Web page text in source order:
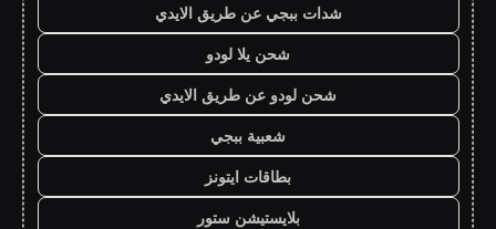
شدات ببجي عن طريق الايدي
شحن يلا لودو
شحن لودو عن طريق الايدي
شعبية ببجي
بطاقات ايتونز
بلايستيشن ستور